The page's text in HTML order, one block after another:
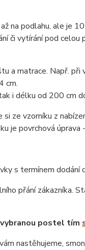
na podlahu, ale je
či vytírání pod
a matrace. Např.
cm.
i délku od 200 cm
ze vzorníku z
je povrchová úprava
s termínem dodání
přání zákazníka.
postel tím
nastěhujeme,